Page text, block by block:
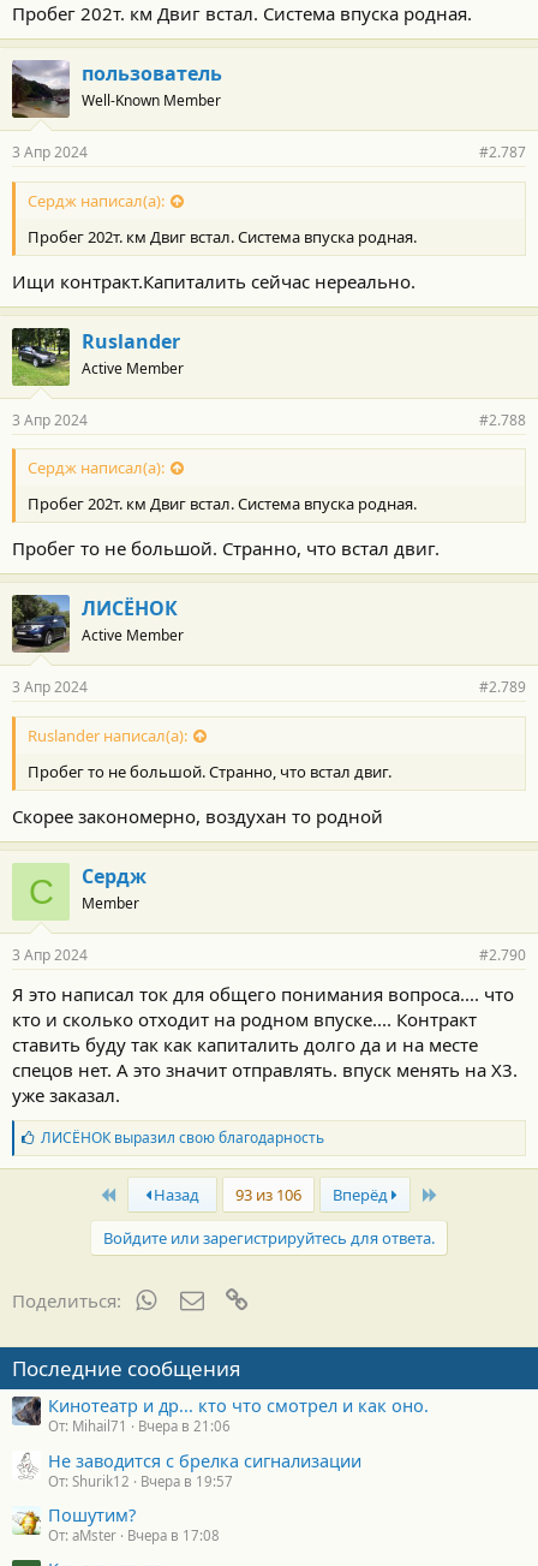
Пробег 202т. км Двиг встал. Система впуска родная.
пользователь
Well-Known Member
3 Апр 2024 #2.787
Сердж написал(а):
Пробег 202т. км Двиг встал. Система впуска родная.
Ищи контракт.Капиталить сейчас нереально.
Ruslander
Active Member
3 Апр 2024 #2.788
Сердж написал(а):
Пробег 202т. км Двиг встал. Система впуска родная.
Пробег то не большой. Странно, что встал двиг.
ЛИСЁНОК
Active Member
3 Апр 2024 #2.789
Ruslander написал(а):
Пробег то не большой. Странно, что встал двиг.
Скорее закономерно, воздухан то родной
С Сердж
Member
3 Апр 2024 #2.790
Я это написал ток для общего понимания вопроса.... что
кто и сколько отходит на родном впуске.... Контракт
ставить буду так как капиталить долго да и на месте
спецов нет. А это значит отправлять. впуск менять на Х3.
уже заказал.
Б
л
а
о
т
и
:
ЛИСЁНОКвыразил свою благодарность
First Назад 93 из 106 Вперёд Last
Войдите или зарегистрируйтесь для ответа.
Поделиться: WhatsAppЭлектронная почта
Последние сообщения
Кинотеатр и др... кто что смотрел и как оно.
От: Mihail71 Вчера в 21:06
Не заводится с брелка сигнализации
От: Shurik12 Вчера в 19:57
Пошутим?
От: aMster Вчера в 17:08